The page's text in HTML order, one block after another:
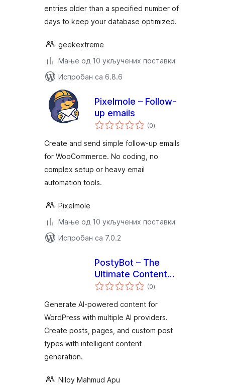
entries older than a specified number of
days to keep your database optimized.
geekextreme
Мање од 10 укључених поставки
Испробан са 6.8.6
Pixelmole – Follow-
up emails
(0укупних
оцена
)
Create and send simple follow-up emails
for WooCommerce. No coding, no
complex setup or heavy email
automation tools.
Pixelmole
Мање од 10 укључених поставки
Испробан са 7.0.2
PostyBot – The
Ultimate Content
Manager
(0укупних
оцена
)
Generate AI-powered content for
WordPress with multiple AI providers.
Create posts, pages, and custom post
types with intelligent content
generation.
Niloy Mahmud Apu